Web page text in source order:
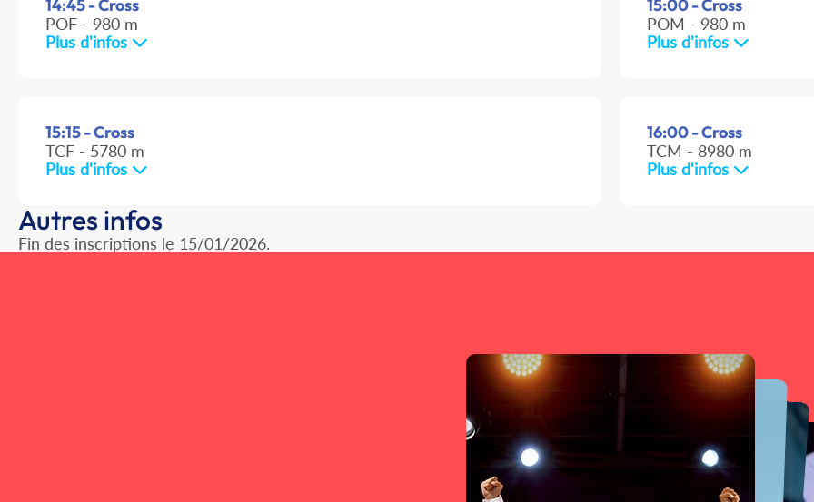
14:45 - Cross
POF - 980 m
Plus d'infos
15:00 - Cross
POM - 980 m
Plus d'infos
15:15 - Cross
TCF - 5780 m
Plus d'infos
16:00 - Cross
TCM - 8980 m
Plus d'infos
Autres infos
Fin des inscriptions le 15/01/2026.